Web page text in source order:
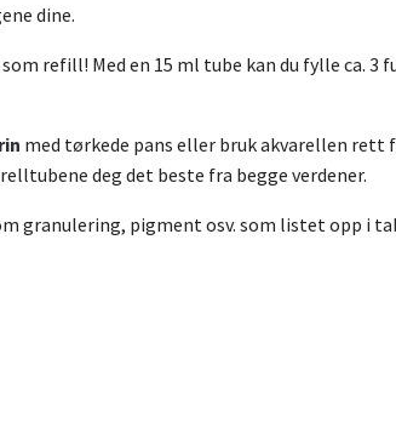
dine.
refill! Med en 15 ml tube kan du fylle ca. 3
med tørkede pans eller bruk akvarellen
deg det beste fra begge verdener.
granulering, pigment osv. som listet opp i